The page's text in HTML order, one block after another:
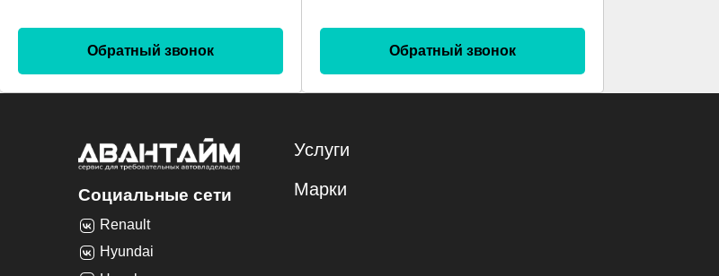
Обратный звонок Обратный звонок
Социальные сети
Renault
Hyundai
Услуги
Марки